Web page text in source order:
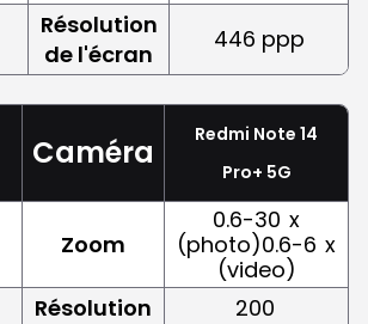
Résolution
de l'écran
446 ppp
Caméra
Redmi Note 14
Pro+ 5G
Zoom
0.6-30 x
(photo)0.6-6 x
(video)
Résolution
200